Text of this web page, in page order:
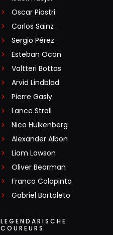
Oscar Piastri
Carlos Sainz
Sergio Pérez
Esteban Ocon
Valtteri Bottas
Arvid Lindblad
Pierre Gasly
Lance Stroll
Nico Hülkenberg
Alexander Albon
Liam Lawson
Oliver Bearman
Franco Colapinto
Gabriel Bortoleto
LEGENDARISCHE
COUREURS